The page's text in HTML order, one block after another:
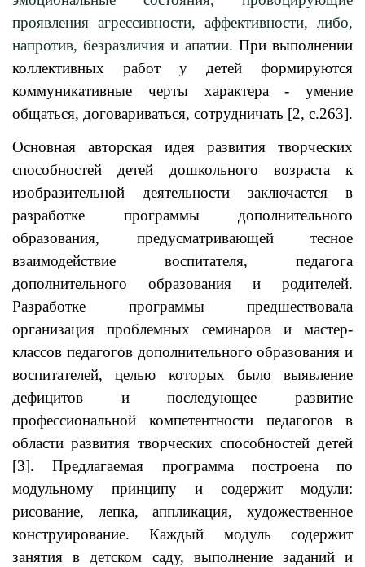
проявления агрессивности, аффективности, либо,
напротив, безразличия и апатии. При выполнении
коллективных работ у детей формируются
коммуникативные черты характера - умение
общаться, договариваться, сотрудничать [2, с.263].
Основная авторская идея развития творческих
способностей детей дошкольного возраста к
изобразительной деятельности заключается в
разработке программы дополнительного
образования, предусматривающей тесное
взаимодействие воспитателя, педагога
дополнительного образования и родителей.
Разработке программы предшествовала
организация проблемных семинаров и мастер-
классов педагогов дополнительного образования и
воспитателей, целью которых было выявление
дефицитов и последующее развитие
профессиональной компетентности педагогов в
области развития творческих способностей детей
[3]. Предлагаемая программа построена по
модульному принципу и содержит модули:
рисование, лепка, аппликация, художественное
конструирование. Каждый модуль содержит
занятия в детском саду, выполнение заданий и